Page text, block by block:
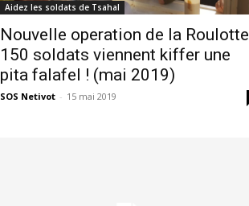
Aidez les soldats de Tsahal
Nouvelle operation de la
150 soldats viennent kiffer une
pita falafel ! (mai 2019)
SOS Netivot - 15 mai 2019